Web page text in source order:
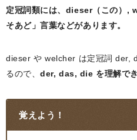
定冠詞類には、dieser（この）,
そあど」言葉などがあります。
dieser や welcher は定冠詞 der,
るので、der, das, die を理解でき
覚えよう！